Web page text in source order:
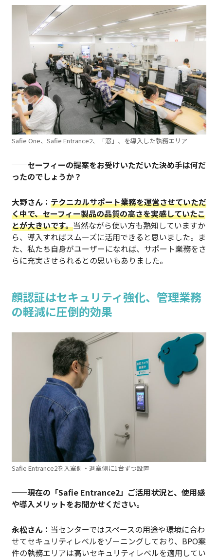
Safie One、Safie Entrance2、「窓」、を導入した執務エリア
──セーフィーの提案をお受けいただいた決め手は何だ
ったのでしょうか？
大野さん： テクニカルサポート業務を運営させていただ
く中で、セーフィー製品の品質の高さを実感していたこ
とが大きいです。当然ながら使い方も熟知していますか
ら、導入すればスムーズに活用できると思いました。ま
た、私たち自身がユーザーになれば、サポート業務をさ
らに充実させられるとの思いもありました。
顔認証はセキュリティ強化、管理業務
の軽減に圧倒的効果
Safie Entrance2を入室側・退室側に1台ずつ設置
──現在の「Safie Entrance2」ご活用状況と、使用感
や導入メリットをお聞かせください。
永松さん： 当センターではスペースの用途や環境に合わ
せてセキュリティレベルをゾーニングしており、BPO案
件の執務エリアは高いセキュリティレベルを適用してい